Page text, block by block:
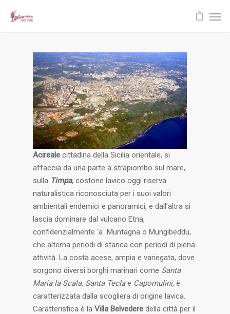
Acireale cittadina della Sicilia orientale, si
affaccia da una parte a strapiombo sul mare,
sulla Timpa, costone lavico oggi riserva
naturalistica riconosciuta per i suoi valori
ambientali endemici e panoramici, e dall’altra si
lascia dominare dal vulcano Etna,
confidenzialmente ‘a Muntagna o Mungibeddu,
che alterna periodi di stanca con periodi di piena
attività. La costa acese, ampia e variegata, dove
sorgono diversi borghi marinari come Santa
Maria la Scala, Santa Teclae Capomulini, è
caratterizzata dalla scogliera di origine lavica.
Caratteristica è la Villa Belvedere della città per il